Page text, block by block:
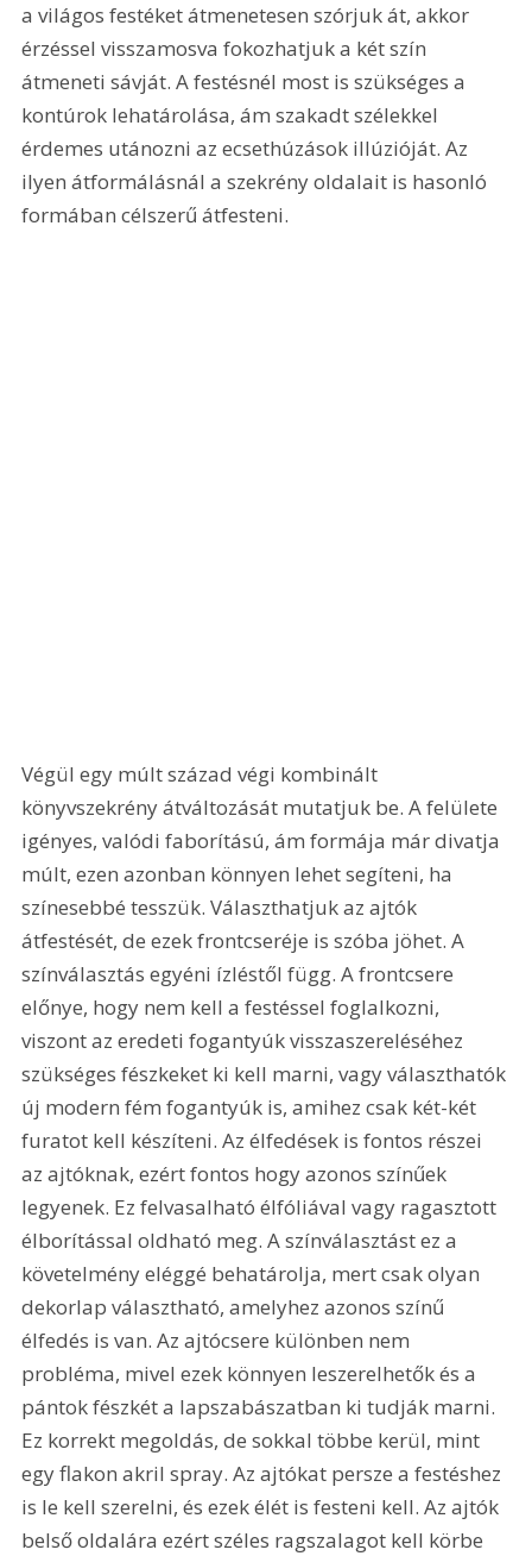
a világos festéket átmenetesen szórjuk át, akkor
érzéssel visszamosva fokozhatjuk a két szín
átmeneti sávját. A festésnél most is szükséges a
kontúrok lehatárolása, ám szakadt szélekkel
érdemes utánozni az ecsethúzások illúzióját. Az
ilyen átformálásnál a szekrény oldalait is hasonló
formában célszerű átfesteni.
Végül egy múlt század végi kombinált
könyvszekrény átváltozását mutatjuk be. A felülete
igényes, valódi faborítású, ám formája már divatja
múlt, ezen azonban könnyen lehet segíteni, ha
színesebbé tesszük. Választhatjuk az ajtók
átfestését, de ezek frontcseréje is szóba jöhet. A
színválasztás egyéni ízléstől függ. A frontcsere
előnye, hogy nem kell a festéssel foglalkozni,
viszont az eredeti fogantyúk visszaszereléséhez
szükséges fészkeket ki kell marni, vagy választhatók
új modern fém fogantyúk is, amihez csak két-két
furatot kell készíteni. Az élfedések is fontos részei
az ajtóknak, ezért fontos hogy azonos színűek
legyenek. Ez felvasalható élfóliával vagy ragasztott
élborítással oldható meg. A színválasztást ez a
követelmény eléggé behatárolja, mert csak olyan
dekorlap választható, amelyhez azonos színű
élfedés is van. Az ajtócsere különben nem
probléma, mivel ezek könnyen leszerelhetők és a
pántok fészkét a lapszabászatban ki tudják marni.
Ez korrekt megoldás, de sokkal többe kerül, mint
egy flakon akril spray. Az ajtókat persze a festéshez
is le kell szerelni, és ezek élét is festeni kell. Az ajtók
belső oldalára ezért széles ragszalagot kell körbe